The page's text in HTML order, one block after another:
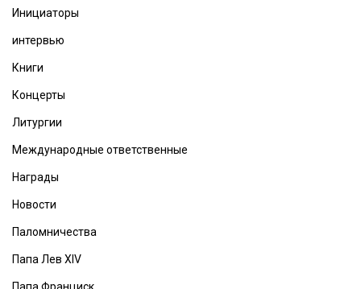
Инициаторы
интервью
Книги
Концерты
Литургии
Международные ответственные
Награды
Новости
Паломничества
Папа Лев XIV